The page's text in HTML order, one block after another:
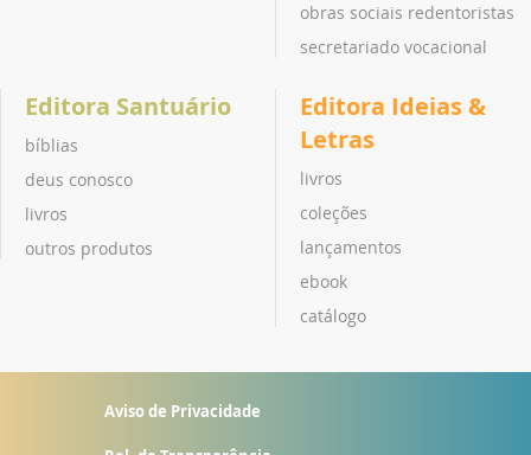
obras sociais redentoristas
secretariado vocacional
Editora Santuário
bíblias
deus conosco
livros
outros produtos
Editora Ideias &
Letras
livros
coleções
lançamentos
ebook
catálogo
Aviso de Privacidade